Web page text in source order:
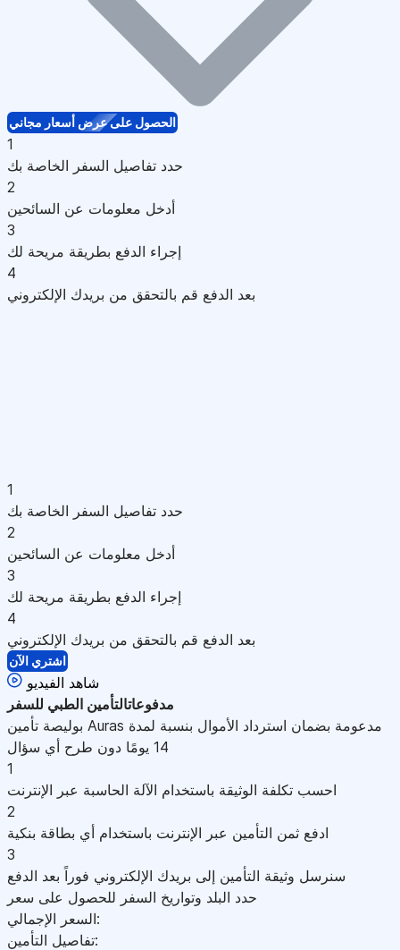
الحصول على عرض أسعار مجاني
1
حدد تفاصيل السفر الخاصة بك
2
أدخل معلومات عن السائحين
3
إجراء الدفع بطريقة مريحة لك
4
بعد الدفع قم بالتحقق من بريدك الإلكتروني
1
حدد تفاصيل السفر الخاصة بك
2
أدخل معلومات عن السائحين
3
إجراء الدفع بطريقة مريحة لك
4
بعد الدفع قم بالتحقق من بريدك الإلكتروني
اشتري الآن
شاهد الفيديو
مدفوعاتالتأمين الطبي للسفر
بوليصة تأمين Auras مدعومة بضمان استرداد الأموال بنسبة لمدة
14 يومًا دون طرح أي سؤال
1
احسب تكلفة الوثيقة باستخدام الآلة الحاسبة عبر الإنترنت
2
ادفع ثمن التأمين عبر الإنترنت باستخدام أي بطاقة بنكية
3
سنرسل وثيقة التأمين إلى بريدك الإلكتروني فوراً بعد الدفع
حدد البلد وتواريخ السفر للحصول على سعر
السعر الإجمالي:
تفاصيل التأمين: